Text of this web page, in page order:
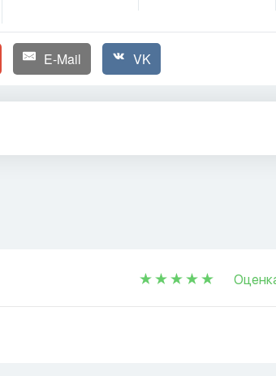
E-Mail VK